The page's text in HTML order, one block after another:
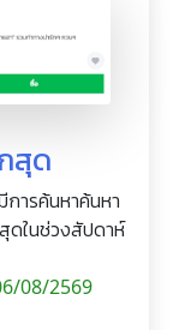
สุด
ารค้นหาค้นหา
ดในช่วงสัปดาห์
08/2569